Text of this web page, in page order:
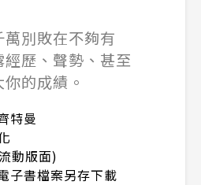
別敗在不夠有
歷、聲勢、甚至
的成績。
特曼
動版面)
子書檔案另存下載